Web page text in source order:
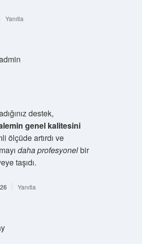
Yanıtla
destek,
genel kalitesini
ölçüde artırdı ve
daha profesyonelbir
taşıdı.
Yanıtla